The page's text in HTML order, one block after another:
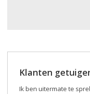
Klanten
Ik ben uitermate te